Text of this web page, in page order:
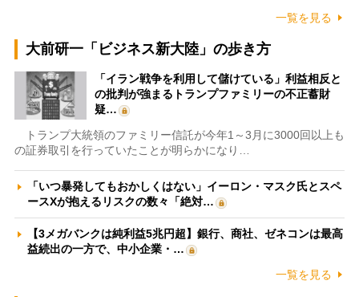
一覧を見る
大前研一「ビジネス新大陸」の歩き方
「イラン戦争を利用して儲けている」利益相反と
の批判が強まるトランプファミリーの不正蓄財
疑…
トランプ大統領のファミリー信託が今年1～3月に3000回以上も
の証券取引を行っていたことが明らかになり…
「いつ暴発してもおかしくはない」イーロン・マスク氏とスペ
ースXが抱えるリスクの数々「絶対…
【3メガバンクは純利益5兆円超】銀行、商社、ゼネコンは最高
益続出の一方で、中小企業・…
一覧を見る